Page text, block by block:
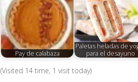
Pay de calabaza
Paletas heladas de
para el desayuno
(Visited 14 time, 1 visit today)